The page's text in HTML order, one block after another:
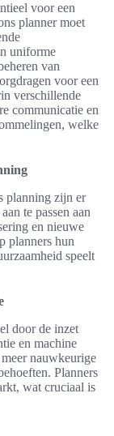
voor een
planner moet
uniforme
van
voor een
verschillende
communicatie en
welke
planning zijn er
te passen aan
en nieuwe
planners hun
speelt
door de inzet
en machine
nauwkeurige
Planners
wat cruciaal is